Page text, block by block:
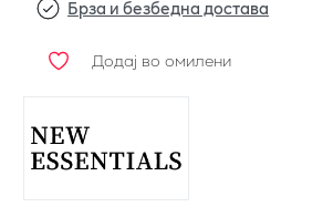
Брза и безбедна достава
Додај во омилени